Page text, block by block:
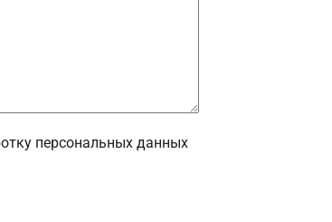
персональных данных